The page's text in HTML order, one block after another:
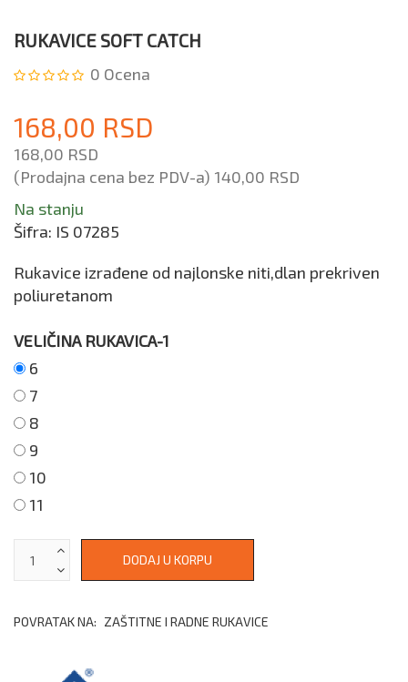
RUKAVICE SOFT CATCH
0 Ocena
168,00 RSD
168,00 RSD
(Prodajna cena bez PDV-a) 140,00 RSD
Na stanju
Šifra: IS 07285
Rukavice izrađene od najlonske niti,dlan prekriven
poliuretanom
VELIČINA RUKAVICA-1
6
7
8
9
10
11
POVRATAK NA: ZAŠTITNE I RADNE RUKAVICE